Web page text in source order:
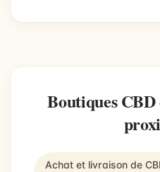
Boutiques CBD
Achat et livraison de